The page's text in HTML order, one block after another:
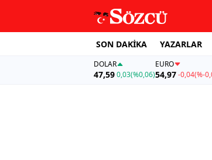
SON DAKİKA YAZARLAR
DOLAR
47,590,03(%0,06)
EURO
54,97 -0,04(%-